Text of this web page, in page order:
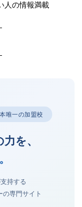
人の情報満載
唯一の加盟校
を、
持する
専門サイト